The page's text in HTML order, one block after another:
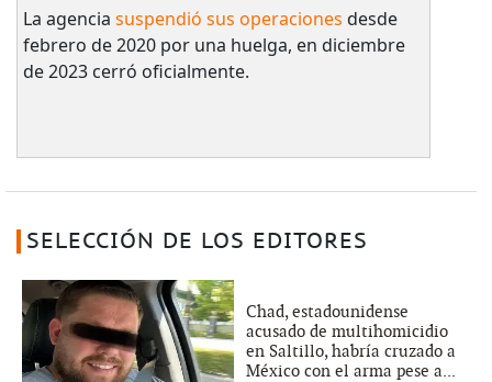
La agencia suspendió sus operaciones desde
febrero de 2020 por una huelga, en diciembre
de 2023 cerró oficialmente.
SELECCIÓN DE LOS EDITORES
Chad, estadounidense
acusado de multihomicidio
en Saltillo, habría cruzado a
México con el arma pese a...